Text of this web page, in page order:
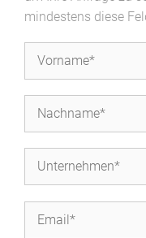
mindestens diese